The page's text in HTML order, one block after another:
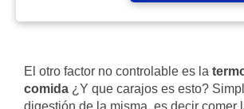
El otro factor no controlable es la
comida ¿Y que carajos es esto?
digestión de la misma, es decir comer